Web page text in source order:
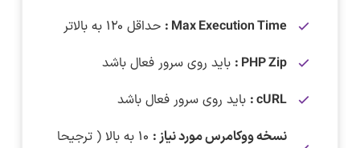
Max Execution Time : حداقل ۱۲۰ به بالاتر
PHP Zip : باید روی سرور فعال باشد
cURL : باید روی سرور فعال باشد
نسخه ووکامرس مورد نیاز :
۱۰ به بالا ( ترجیحا